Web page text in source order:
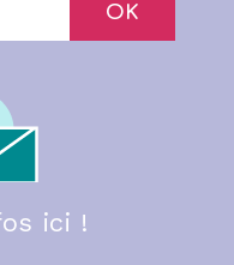
OK
ici !